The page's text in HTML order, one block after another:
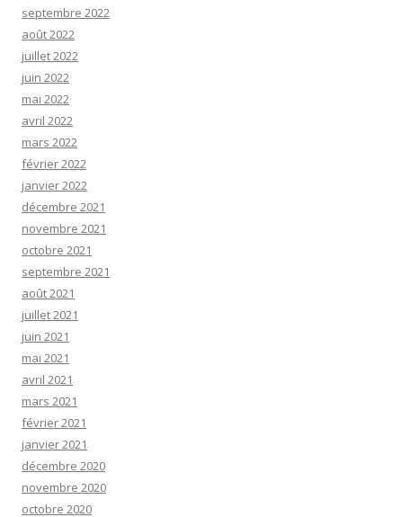
septembre 2022
août 2022
juillet 2022
juin 2022
mai 2022
avril 2022
mars 2022
février 2022
janvier 2022
décembre 2021
novembre 2021
octobre 2021
septembre 2021
août 2021
juillet 2021
juin 2021
mai 2021
avril 2021
mars 2021
février 2021
janvier 2021
décembre 2020
novembre 2020
octobre 2020